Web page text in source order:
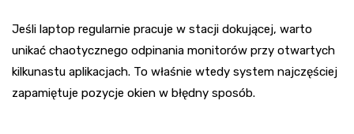
Jeśli laptop regularnie pracuje w stacji dokującej, warto
unikać chaotycznego odpinania monitorów przy otwartych
kilkunastu aplikacjach. To właśnie wtedy system najczęściej
zapamiętuje pozycje okien w błędny sposób.